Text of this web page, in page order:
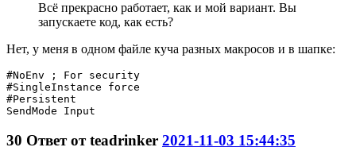
Всё прекрасно работает, как и мой вариант. Вы
запускаете код, как есть?
Нет, у меня в одном файле куча разных макросов и в шапке:
#NoEnv ; For security
#SingleInstance force
#Persistent
SendMode Input
30 Ответ отteadrinker 2021-11-03 15:44:35